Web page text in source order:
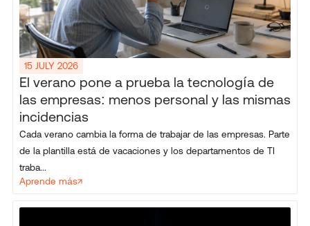
15 JULY 2026
El verano pone a prueba la tecnología de
las empresas: menos personal y las mismas
incidencias
Cada verano cambia la forma de trabajar de las empresas. Parte
de la plantilla está de vacaciones y los departamentos de TI
traba...
Aprende más